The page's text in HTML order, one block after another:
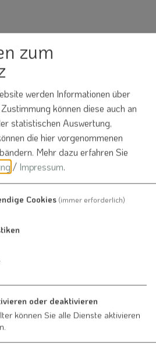
OpenStreetMap/Leaflet
externe Inhalte laden?
Immer
Ort
Nennslingen
zum
werden Informationen über
können diese auch an
statistischen Auswertung,
die hier vorgenommenen
Mehr dazu erfahren Sie
/ Impressum.
Cookies (immer erforderlich)
oder deaktivieren
können Sie alle Dienste aktivieren